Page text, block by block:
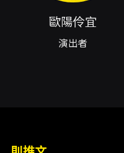
括2000年美國
2004年法國巴黎
歐陽伶宜
演出者